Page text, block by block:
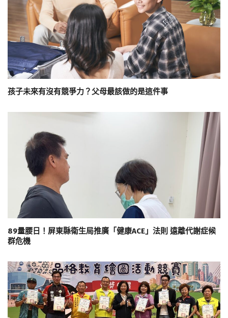
孩子未來有沒有競爭力？父母最該做的是這件事
89量腰日！屏東縣衛生局推廣「健康ACE」法則 遠離代謝症候
群危機